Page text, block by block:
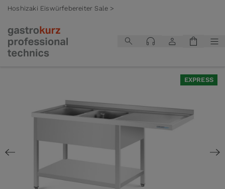
Hoshizaki Eiswürfebereiter Sale >
EXPRESS